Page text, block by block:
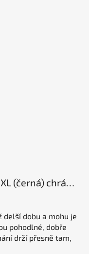
REKD Pro Wrist Guards vel. XL (černá) chrániče zápěstí
delší dobu a mohu je
pohodlné, dobře
drží přesně tam,